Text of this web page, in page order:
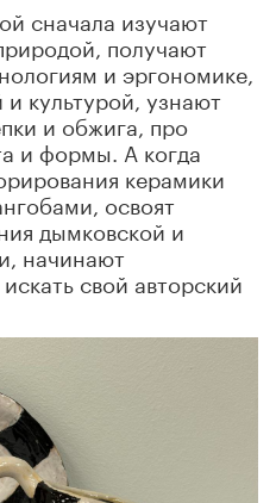
сначала изучают
получают
и эргономике,
культурой, узнают
и обжига, про
и формы. А когда
керамики
освоят
дымковской и
начинают
свой авторский